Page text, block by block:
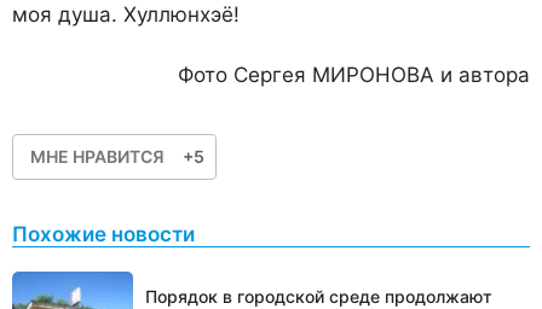
моя душа. Хуллюнхэё!
Фото Сергея МИРОНОВА и автора
МНЕ НРАВИТСЯ +5
Похожие новости
Порядок в городской среде продолжают